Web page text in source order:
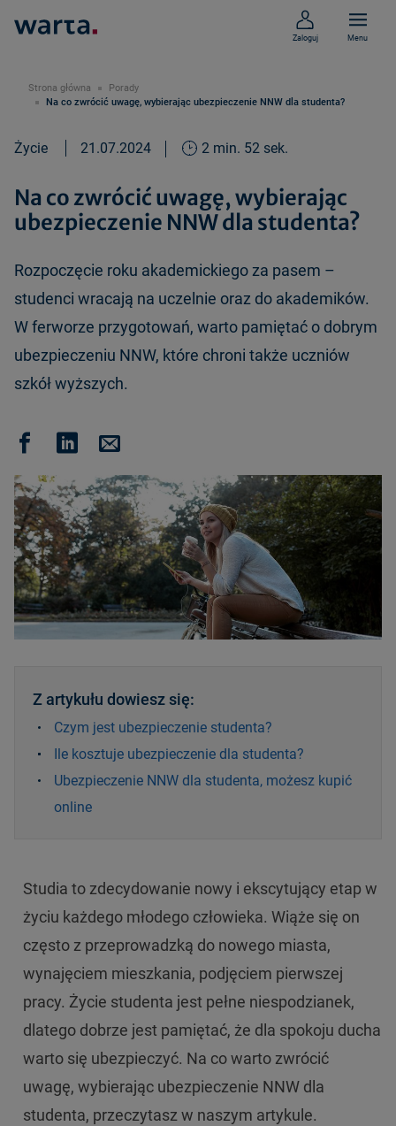
Zaloguj Menu
Strona główna
Porady
Na co zwrócić uwagę, wybierając ubezpieczenie NNW dla studenta?
Życie 21.07.2024 2 min. 52 sek.
Na co zwrócić uwagę, wybierając
ubezpieczenie NNW dla studenta?
Rozpoczęcie roku akademickiego za pasem –
studenci wracają na uczelnie oraz do akademików.
W ferworze przygotowań, warto pamiętać o dobrym
ubezpieczeniu NNW, które chroni także uczniów
szkół wyższych.
Z artykułu dowiesz się:
Czym jest ubezpieczenie studenta?
Ile kosztuje ubezpieczenie dla studenta?
Ubezpieczenie NNW dla studenta, możesz kupić
online
Studia to zdecydowanie nowy i ekscytujący etap w
życiu każdego młodego człowieka. Wiąże się on
często z przeprowadzką do nowego miasta,
wynajęciem mieszkania, podjęciem pierwszej
pracy. Życie studenta jest pełne niespodzianek,
dlatego dobrze jest pamiętać, że dla spokoju ducha
warto się ubezpieczyć. Na co warto zwrócić
uwagę, wybierając ubezpieczenie NNW dla
studenta, przeczytasz w naszym artykule.